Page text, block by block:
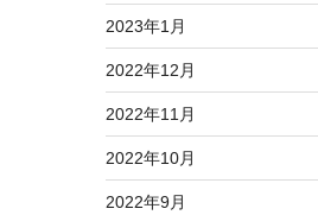
2023年1月
2022年12月
2022年11月
2022年10月
2022年9月